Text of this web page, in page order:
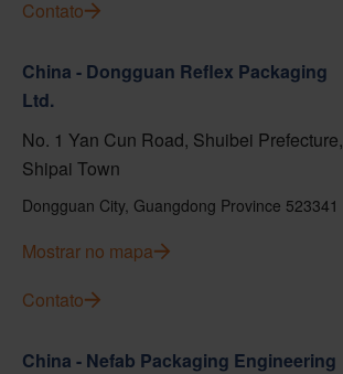
Contato
China - Dongguan Reflex Packaging
Ltd.
No. 1 Yan Cun Road, Shuibei Prefecture,
Shipai Town
Dongguan City, Guangdong Province 523341
Mostrar no mapa
Contato
China - Nefab Packaging Engineering